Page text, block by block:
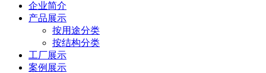
企业简介
产品展示
按用途分类
按结构分类
工厂展示
案例展示